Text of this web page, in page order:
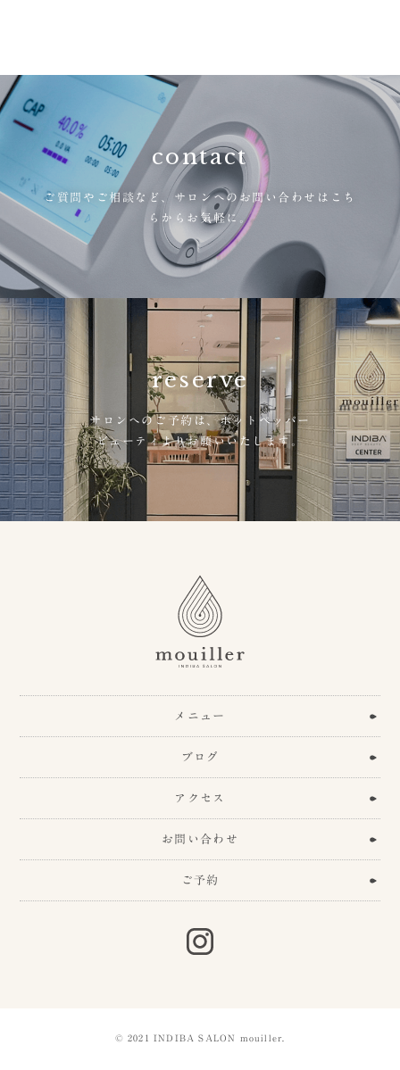
contact
ご質問やご相談など、 サロンへのお問い合わせはこち
らからお気軽に。
reserve
サロンへのご予約は、ホットペッパー
ビューティよりお願いいたします。
メニュー
ブログ
アクセス
お問い合わせ
ご予約
© 2021 INDIBA SALON mouiller.